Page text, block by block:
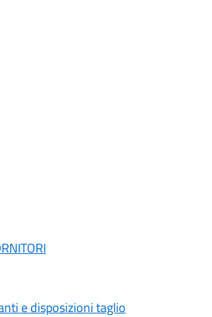
e disposizioni taglio